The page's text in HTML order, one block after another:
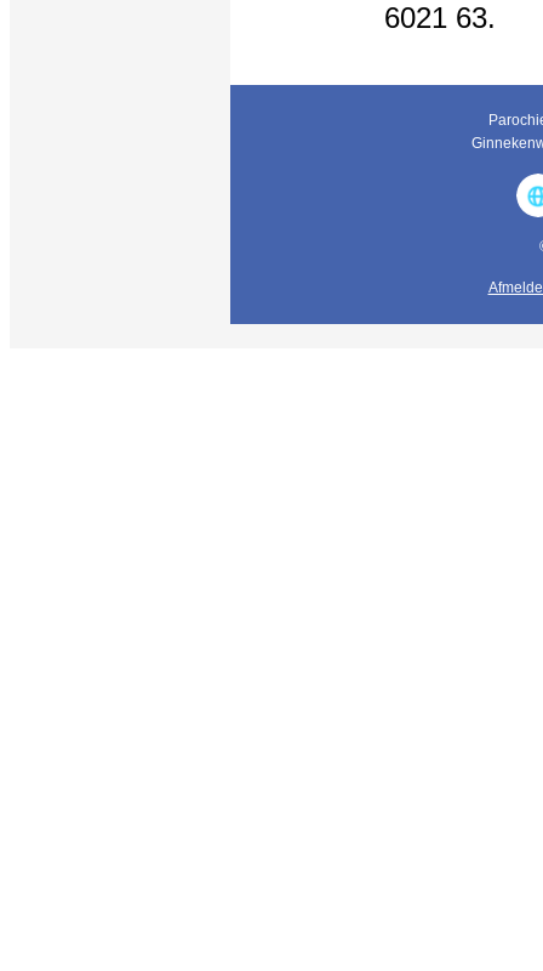
6021 63.